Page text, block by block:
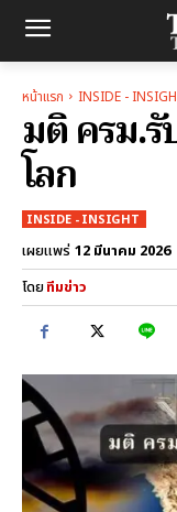
หน้าแรก INSIDE -
มติ ครม.
โลก
INSIDE - INSIGHT
เผยแพร่ 12 มีนาคม 2026
โดยทีมข่าว